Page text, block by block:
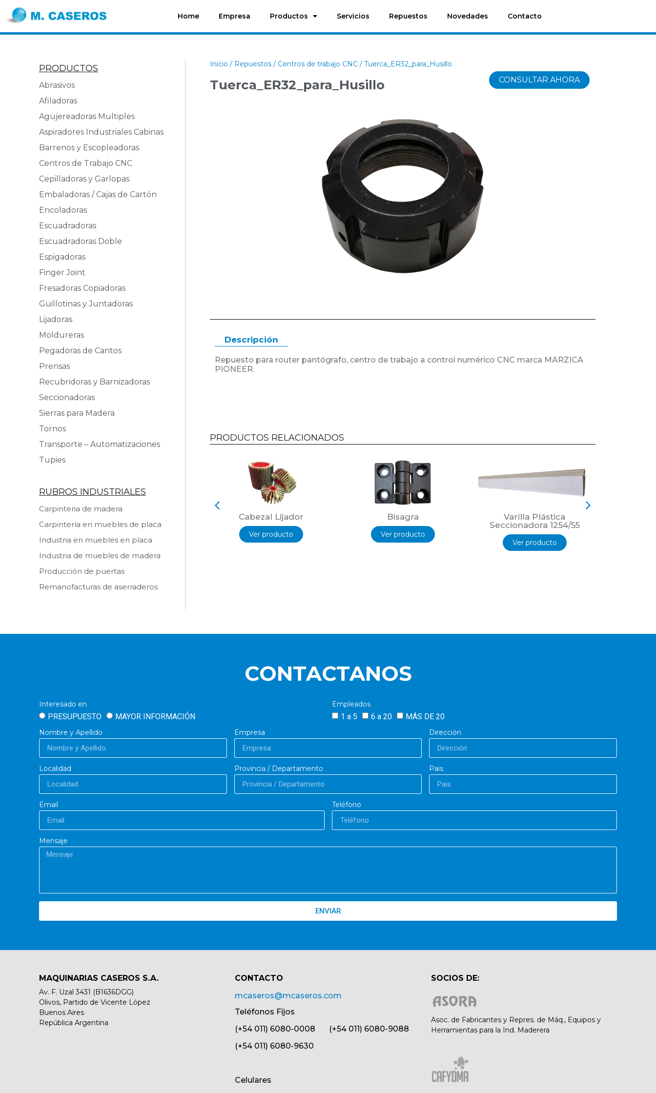
Home Empresa Productos Servicios Repuestos Novedades Contacto
PRODUCTOS
Abrasivos
Afiladoras
Agujereadoras Multiples
Aspiradores Industriales Cabinas
Barrenos y Escopleadoras
Centros de Trabajo CNC
Cepilladoras y Garlopas
Embaladoras / Cajas de Cartón
Encoladoras
Escuadradoras
Escuadradoras Doble
Espigadoras
Finger Joint
Fresadoras Copiadoras
Guillotinas y Juntadoras
Lijadoras
Moldureras
Pegadoras de Cantos
Prensas
Recubridoras y Barnizadoras
Seccionadoras
Sierras para Madera
Tornos
Transporte – Automatizaciones
Tupies
RUBROS INDUSTRIALES
Carpinteria de madera
Carpintería en muebles de placa
Industria en muebles en placa
Industria de muebles de madera
Producción de puertas
Remanofacturas de aserraderos
Inicio / Repuestos / Centros de trabajo CNC / Tuerca_ER32_para_Husillo
Tuerca_ER32_para_Husillo CONSULTAR AHORA
Descripción
Repuesto para router pantógrafo, centro de trabajo a control numérico CNC marca MARZICA
PIONEER.
PRODUCTOS RELACIONADOS
Cabezal Lijador
Ver producto
Bisagra
Ver producto
Varilla Plástica
Seccionadora 1254/55
Ver producto
CONTACTANOS
Interesado en
PRESUPUESTO MAYOR INFORMACIÓN
Empleados
1 a 5 6 a 20 MÁS DE 20
Nombre y Apellido Empresa Dirección
Localidad Provincia / Departamento Pais
Email Teléfono
Mensaje
ENVIAR
MAQUINARIAS CASEROS S.A.
Av. F. Uzal 3431 (B1636DGG)
Olivos, Partido de Vicente López
Buenos Aires
República Argentina
CONTACTO​
mcaseros@mcaseros.com
Teléfonos Fijos
(+54 011) 6080-0008 (+54 011) 6080-9088
(+54 011) 6080-9630
Celulares
SOCIOS DE:
Asoc. de Fabricantes y Repres. de Máq., Equipos y
Herramientas para la Ind. Maderera